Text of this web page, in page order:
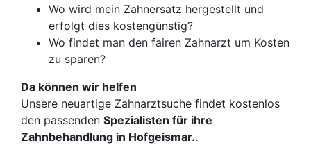
Wo wird mein Zahnersatz hergestellt und
erfolgt dies kostengünstig?
Wo findet man den fairen Zahnarzt um Kosten
zu sparen?
Da können wir helfen
Unsere neuartige Zahnarztsuche findet kostenlos
den passenden Spezialisten für ihre
Zahnbehandlung in Hofgeismar..